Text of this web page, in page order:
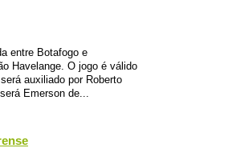
entre Botafogo e
Havelange. O jogo é válido
auxiliado por Roberto
Emerson de...